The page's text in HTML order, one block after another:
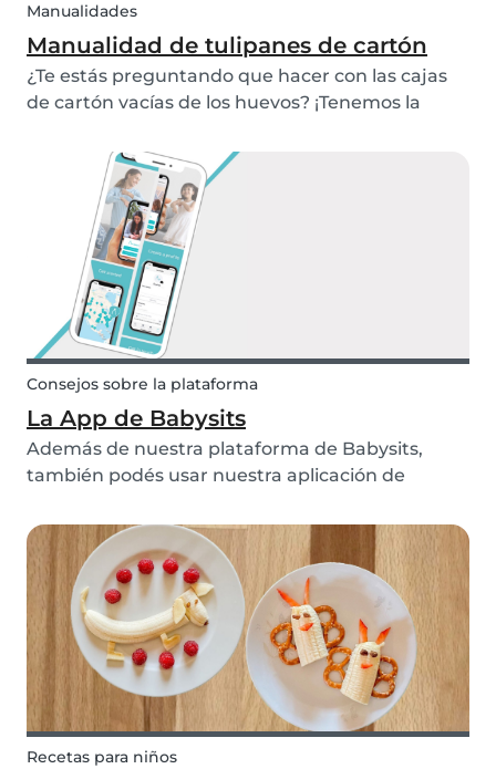
Manualidades
Manualidad de tulipanes de cartón
¿Te estás preguntando que hacer con las cajas
de cartón vacías de los huevos? ¡Tenemos la
cartón de huevos y haga una linda decoración
para su casa. ¡Esta manualidad es una gran
actividad...
Consejos sobre la plataforma
La App de Babysits
Además de nuestra plataforma de Babysits,
también podés usar nuestra aplicación de
responder a tus mensajes a través del celular, la
aplicación de Babysits te puede ser muy útil.
Recetas para niños